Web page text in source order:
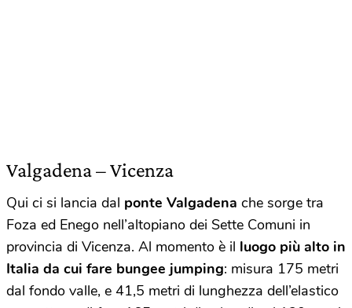
Valgadena – Vicenza
Qui ci si lancia dal ponte Valgadena che sorge tra
Foza ed Enego nell’altopiano dei Sette Comuni in
provincia di Vicenza. Al momento è il luogo più alto in
Italia da cui fare bungee jumping: misura 175 metri
dal fondo valle, e 41,5 metri di lunghezza dell’elastico